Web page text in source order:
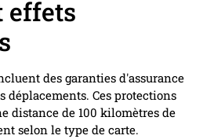
effets
des garanties d'assurance
déplacements. Ces protections
distance de 100 kilomètres de
selon le type de carte.